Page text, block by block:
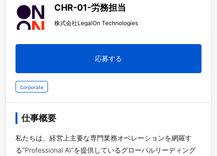
CHR-01-労務担当
株式会社LegalOn Technologies
応募する
Corporate
仕事概要
私たちは、経営上主要な専門業務オペレーションを網羅す
る“Professional AI”を提供しているグローバルリーディング